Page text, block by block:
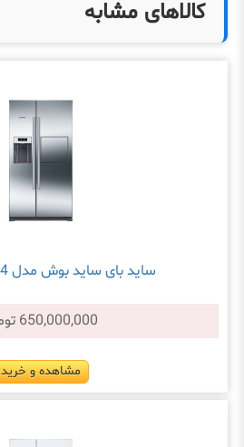
کالاهای مشابه
ساید بای ساید بوش مدل KAG90AI204
650,000,000 تومان
مشاهده و خرید